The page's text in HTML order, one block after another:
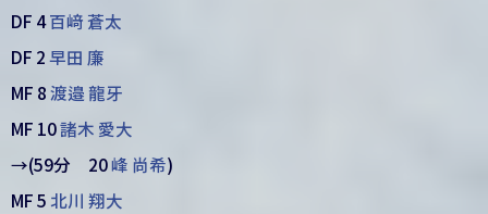
DF 4百﨑 蒼太
DF 2早田 廉
MF 8渡邉 龍牙
MF 10諸木 愛大
→(59分 20峰 尚希)
MF 5 北川 翔大